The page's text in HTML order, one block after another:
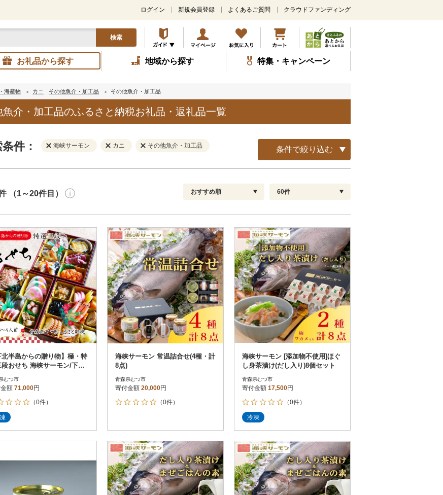
メ
ン
コ
ン
テ
ツ
ッ
ログイン 新規会員登録 よくあるご質問 クラウドファンディング
検索
お礼品から探す 地域から探す 特集・キャンペーン
海産物 カニ その他魚介・加工品 その他魚介・加工品
魚介・加工品のふるさと納税お礼品・返礼品一覧
件： 海峡サーモン カニ その他魚介・加工品 条件で絞り込む
円
済方法 解除
PayPay
クレジットカード決済
Amazon Pay
楽天ペイ
メルペイ
コンビニ支払い
ソフトバンクまとめて支払い
d払い
金融機関(Pay-easy決済)
解除
発送種別 解除
通常
冷蔵便
冷凍便
配送指定 解除
お届け日時指定可
お届け時間帯指定可
発送される月指定可
その他 解除
さとふる限定のお礼品
定期便
さとふるアプリdeワンストップ申請
対象
結果を見る（
（1～20件目） おすすめ順
新着順
レビュー件数順
レビュー評価順
寄付金額が高い順
寄付金額が低い順
60件
60
90
120
北半島からの贈り物】極・特
段おせち 海峡サーモン/下北
奥湾ほたて/脇野沢産真鱈/べ
むつ市
額 71,000円
（0件）
海峡サーモン 常温詰合せ(4種・計
8点)
青森県むつ市
寄付金額 20,000円
（0件）
海峡サーモン [添加物不使用]ほぐ
し身茶漬け(だし入り)8個セット
青森県むつ市
寄付金額 17,500円
（0件）
冷凍